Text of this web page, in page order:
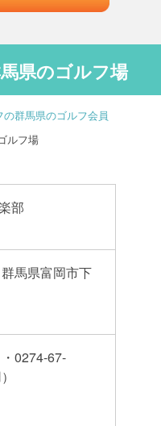
県のゴルフ場
群馬県のゴルフ会員
ルフ場
部
馬県富岡市下
0274-67-